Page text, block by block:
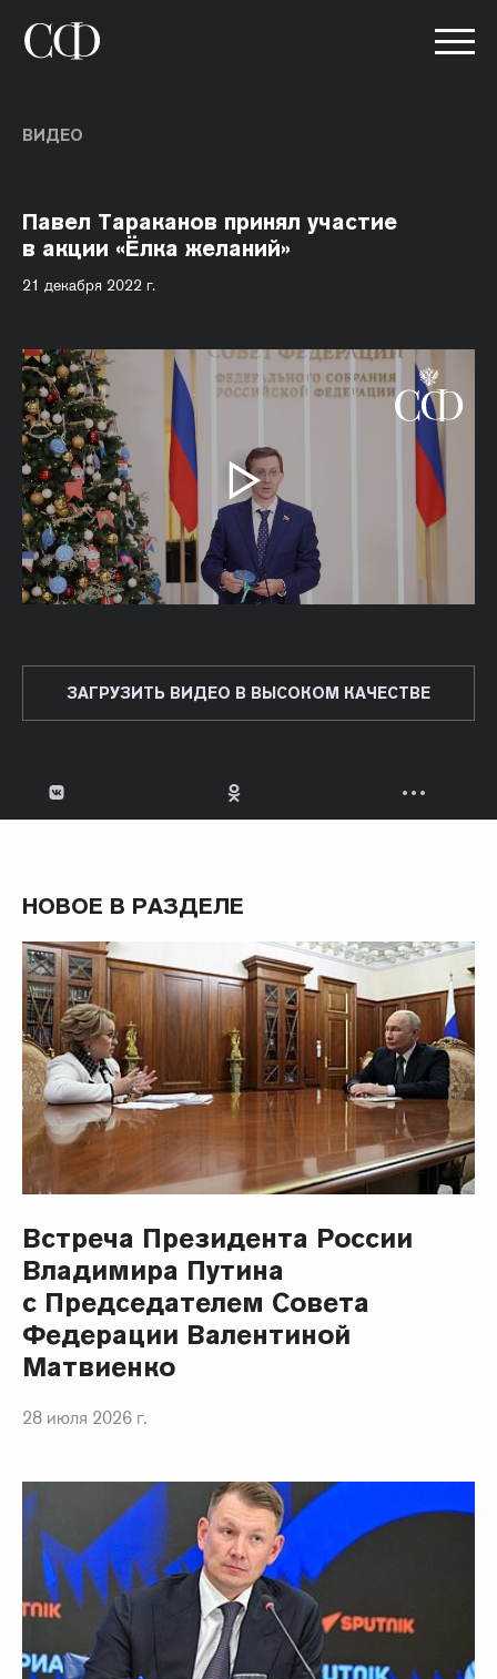
ВИДЕО
Павел Тараканов принял участие
в акции «Ёлка желаний»
21 декабря 2022 г.
ЗАГРУЗИТЬ ВИДЕО В ВЫСОКОМ КАЧЕСТВЕ
НОВОЕ В РАЗДЕЛЕ
Встреча Президента России
Владимира Путина
с Председателем Совета
Федерации Валентиной
Матвиенко
28 июля 2026 г.